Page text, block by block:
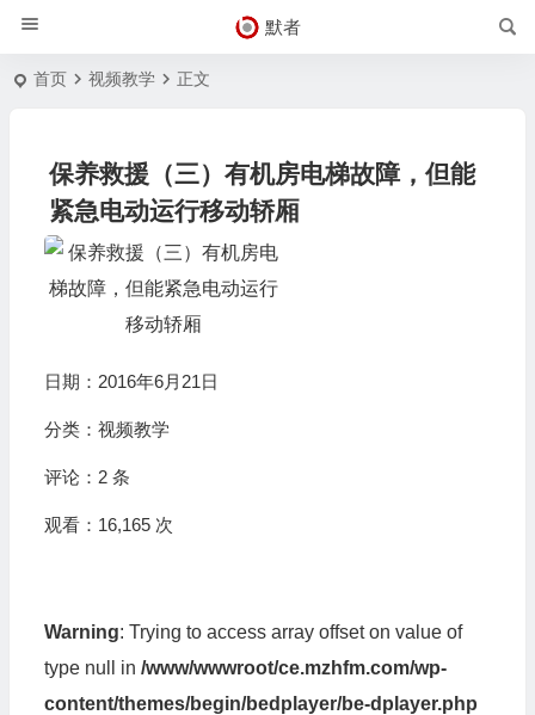
默者
首页 视频教学 正文
保养救援（三）有机房电梯故障，但能
紧急电动运行移动轿厢
日期：2016年6月21日
分类： 视频教学
评论： 2 条
观看：16,165 次
Warning: Trying to access array offset on value of
type null in /www/wwwroot/ce.mzhfm.com/wp-
content/themes/begin/bedplayer/be-dplayer.php